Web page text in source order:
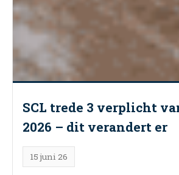
SCL trede 3 verplicht
2026 – dit verandert er
15 juni 26